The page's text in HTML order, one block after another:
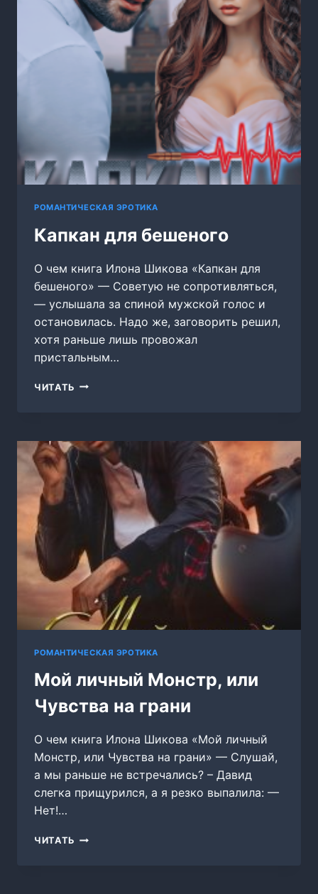
БЕЗ
ПРАВИЛ
РОМАНТИЧЕСКАЯ ЭРОТИКА
Капкан для бешеного
О чем книга Илона Шикова «Капкан для
бешеного» — Советую не сопротивляться,
— услышала за спиной мужской голос и
остановилась. Надо же, заговорить решил,
хотя раньше лишь провожал
пристальным…
ЧИТАТЬ КАПКАН
РОМАНТИЧЕСКАЯ ЭРОТИКА
Мой личный Монстр, или
Чувства на грани
О чем книга Илона Шикова «Мой личный
Монстр, или Чувства на грани» — Слушай,
а мы раньше не встречались? – Давид
слегка прищурился, а я резко выпалила: —
Нет!…
ЧИТАТЬ МОЙ